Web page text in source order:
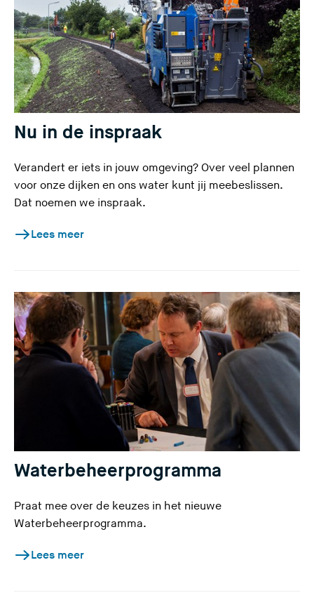
Nu in de inspraak
Verandert er iets in jouw omgeving? Over veel plannen
voor onze dijken en ons water kunt jij meebeslissen.
Dat noemen we inspraak.
Lees meer
Waterbeheerprogramma
Praat mee over de keuzes in het nieuwe
Waterbeheerprogramma.
Lees meer